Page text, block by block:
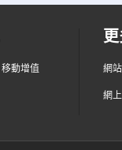
移動增值 網
網